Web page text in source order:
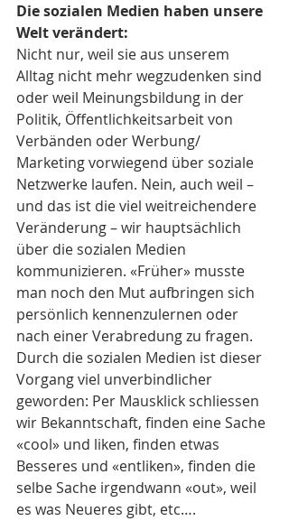
Die sozialen Medien haben unsere
Welt verändert:
Nicht nur, weil sie aus unserem
Alltag nicht mehr wegzudenken sind
oder weil Meinungsbildung in der
Politik, Öffentlichkeitsarbeit von
Verbänden oder Werbung/
Marketing vorwiegend über soziale
Netzwerke laufen. Nein, auch weil –
und das ist die viel weitreichendere
Veränderung – wir hauptsächlich
über die sozialen Medien
kommunizieren. «Früher» musste
man noch den Mut aufbringen sich
persönlich kennenzulernen oder
nach einer Verabredung zu fragen.
Durch die sozialen Medien ist dieser
Vorgang viel unverbindlicher
geworden: Per Mausklick schliessen
wir Bekanntschaft, finden eine Sache
«cool» und liken, finden etwas
Besseres und «entliken», finden die
selbe Sache irgendwann «out», weil
es was Neueres gibt, etc….